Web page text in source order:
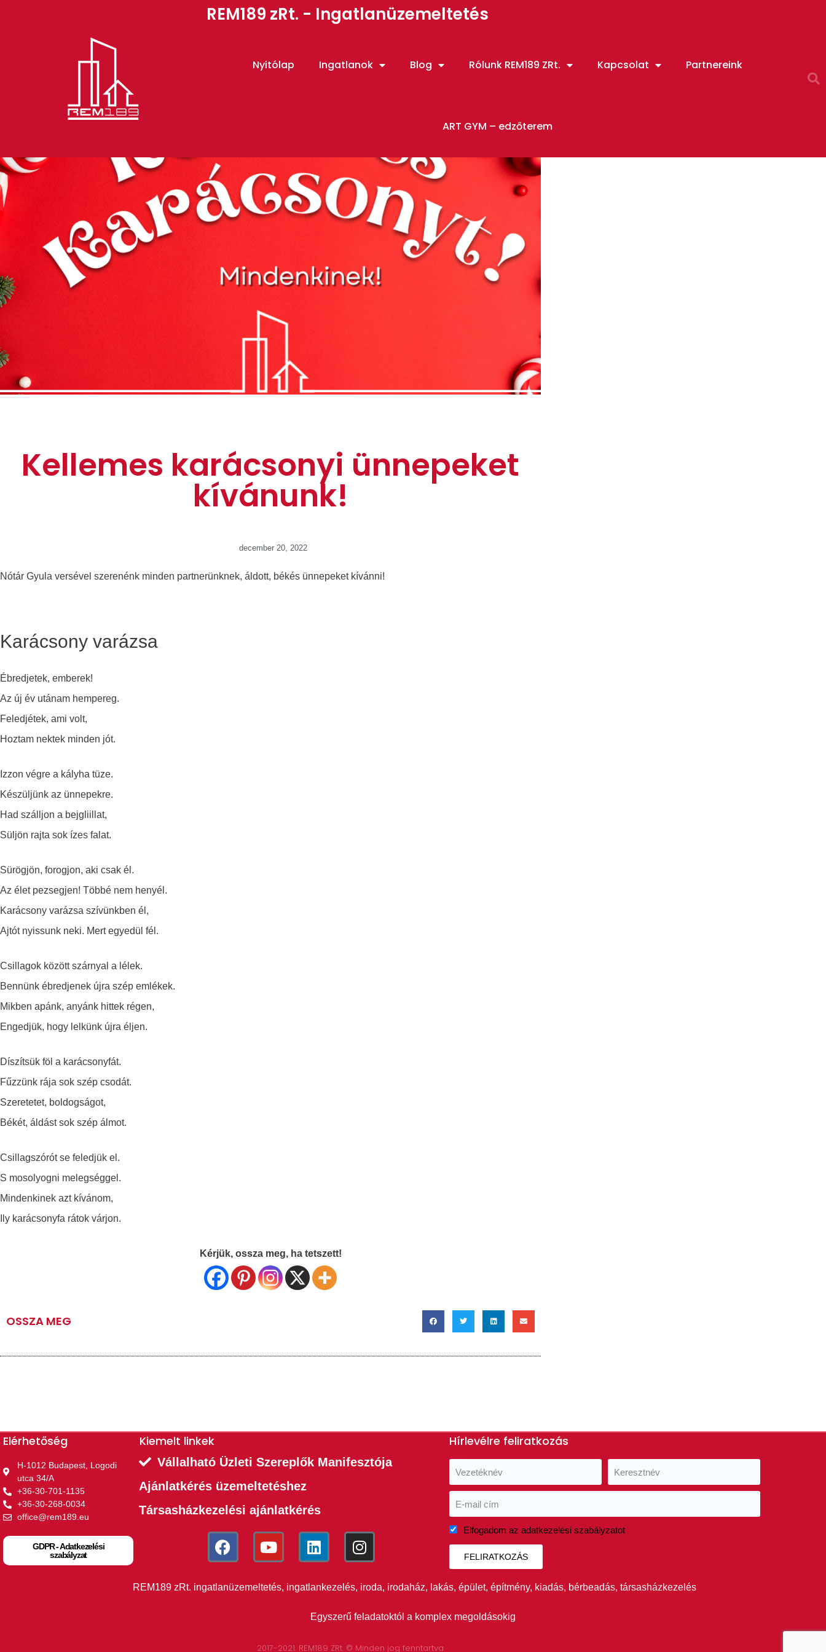
REM189 zRt. - Ingatlanüzemeltetés
Nyitólap Ingatlanok Blog Rólunk REM189 ZRt. Kapcsolat Partnereink
ART GYM – edzőterem
Kellemes karácsonyi ünnepeket
kívánunk!
december 20, 2022
Nótár Gyula versével szerenénk minden partnerünknek, áldott, békés ünnepeket kívánni!
Karácsony varázsa
Ébredjetek, emberek!
Az új év utánam hempereg.
Feledjétek, ami volt,
Hoztam nektek minden jót.
Izzon végre a kályha tüze.
Készüljünk az ünnepekre.
Had szálljon a bejgliillat,
Süljön rajta sok ízes falat.
Sürögjön, forogjon, aki csak él.
Az élet pezsegjen! Többé nem henyél.
Karácsony varázsa szívünkben él,
Ajtót nyissunk neki. Mert egyedül fél.
Csillagok között szárnyal a lélek.
Bennünk ébredjenek újra szép emlékek.
Mikben apánk, anyánk hittek régen,
Engedjük, hogy lelkünk újra éljen.
Díszítsük föl a karácsonyfát.
Fűzzünk rája sok szép csodát.
Szeretetet, boldogságot,
Békét, áldást sok szép álmot.
Csillagszórót se feledjük el.
S mosolyogni melegséggel.
Mindenkinek azt kívánom,
Ily karácsonyfa rátok várjon.
Kérjük, ossza meg, ha tetszett!
OSSZA MEG
Elérhetőség
H-1012 Budapest, Logodi
utca 34/A
+36-30-701-1135
+36-30-268-0034
office@rem189.eu
GDPR - Adatkezelési
szabályzat
Kiemelt linkek​
Vállalható Üzleti Szereplők Manifesztója
Ajánlatkérés üzemeltetéshez
Társasházkezelési ajánlatkérés
Hírlevélre feliratkozás
Elfogadom az adatkezelési szabályzatot
FELIRATKOZÁS
REM189 zRt. ingatlanüzemeltetés, ingatlankezelés, iroda, irodaház, lakás, épület, építmény, kiadás, bérbeadás, társasházkezelés
Egyszerű feladatoktól a komplex megoldásokig
2017-2021. REM189 ZRt. © Minden jog fenntartva